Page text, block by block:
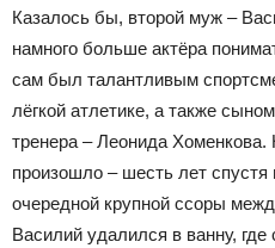
Казалось бы, второй муж –
намного больше актёра
сам был талантливым
лёгкой атлетике, а также
тренера – Леонида
произошло – шесть лет
очередной крупной ссоры
Василий удалился в ванну,